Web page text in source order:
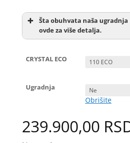
Šta obuhvata naša
ovde za više detalja.
CRYSTAL ECO
Ugradnja
Obrišite
239.900,00